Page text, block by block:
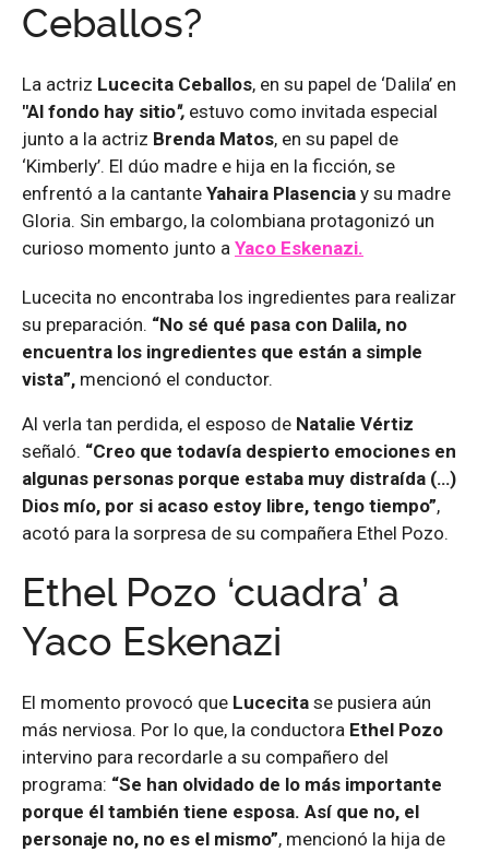
Ceballos?
La actriz Lucecita Ceballos, en su papel de ‘Dalila’ en
"Al fondo hay sitio", estuvo como invitada especial
junto a la actriz Brenda Matos, en su papel de
‘Kimberly’. El dúo madre e hija en la ficción, se
enfrentó a la cantante Yahaira Plasencia y su madre
Gloria. Sin embargo, la colombiana protagonizó un
curioso momento junto a Yaco Eskenazi.
Lucecita no encontraba los ingredientes para realizar
su preparación. “No sé qué pasa con Dalila, no
encuentra los ingredientes que están a simple
vista”, mencionó el conductor.
Al verla tan perdida, el esposo de Natalie Vértiz
señaló. “Creo que todavía despierto emociones en
algunas personas porque estaba muy distraída (…)
Dios mío, por si acaso estoy libre, tengo tiempo”,
acotó para la sorpresa de su compañera Ethel Pozo.
Ethel Pozo ‘cuadra’ a
Yaco Eskenazi
El momento provocó que Lucecita se pusiera aún
más nerviosa. Por lo que, la conductora Ethel Pozo
intervino para recordarle a su compañero del
programa: “Se han olvidado de lo más importante
porque él también tiene esposa. Así que no, el
personaje no, no es el mismo”, mencionó la hija de